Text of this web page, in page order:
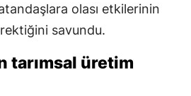
olası etkilerinin
savundu.
tarımsal üretim